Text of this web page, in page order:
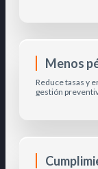
Menos
Reduce tasas y
gestión